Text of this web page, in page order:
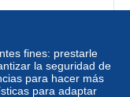
fines: prestarle
la seguridad de
para hacer más
para adaptar